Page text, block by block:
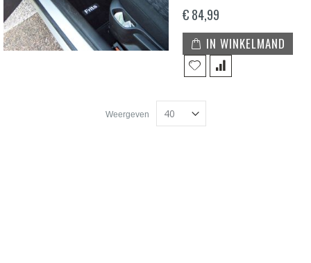
€ 84,99
IN WINKELMAND
Weergeven